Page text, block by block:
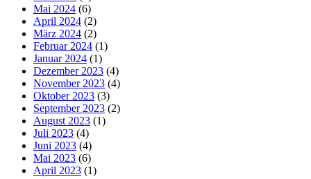
Mai 2024 (6)
April 2024 (2)
März 2024 (2)
Februar 2024 (1)
Januar 2024 (1)
Dezember 2023 (4)
November 2023 (4)
Oktober 2023 (3)
September 2023 (2)
August 2023 (1)
Juli 2023 (4)
Juni 2023 (4)
Mai 2023 (6)
April 2023 (1)